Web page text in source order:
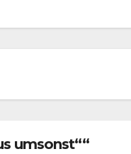
umsonst““